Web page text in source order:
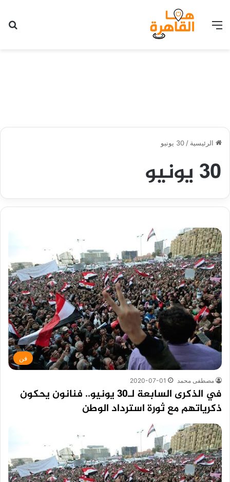
القائمة
الرئيسية / 30 يونيو
30 يونيو
فن
مصطفى محمد 2020-07-01
في الذكرى السابعة لـ30 يونيو.. فنانون يحكون
ذكرياتهم مع ثورة استرداد الوطن